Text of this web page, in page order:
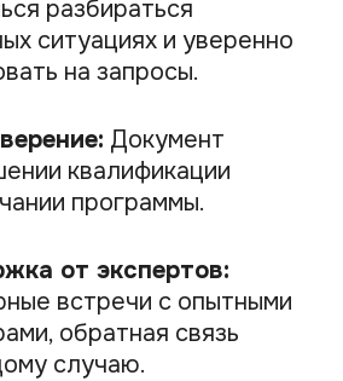
разбираться
ситуациях и уверенно
на запросы.
Документ
квалификации
программы.
от экспертов:
встречи с опытными
обратная связь
случаю.